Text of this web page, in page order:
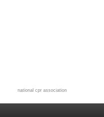
national cpr association